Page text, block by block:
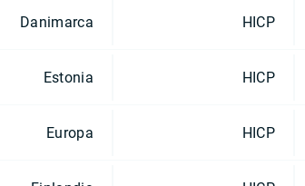
Danimarca HICP
Estonia HICP
Europa HICP